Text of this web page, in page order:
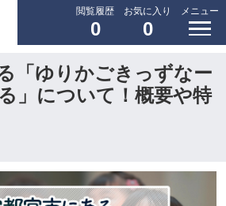
閲覧履歴
0
お気に入り
0
メニュー
「ゆりかごきっずなー
」について！概要や特